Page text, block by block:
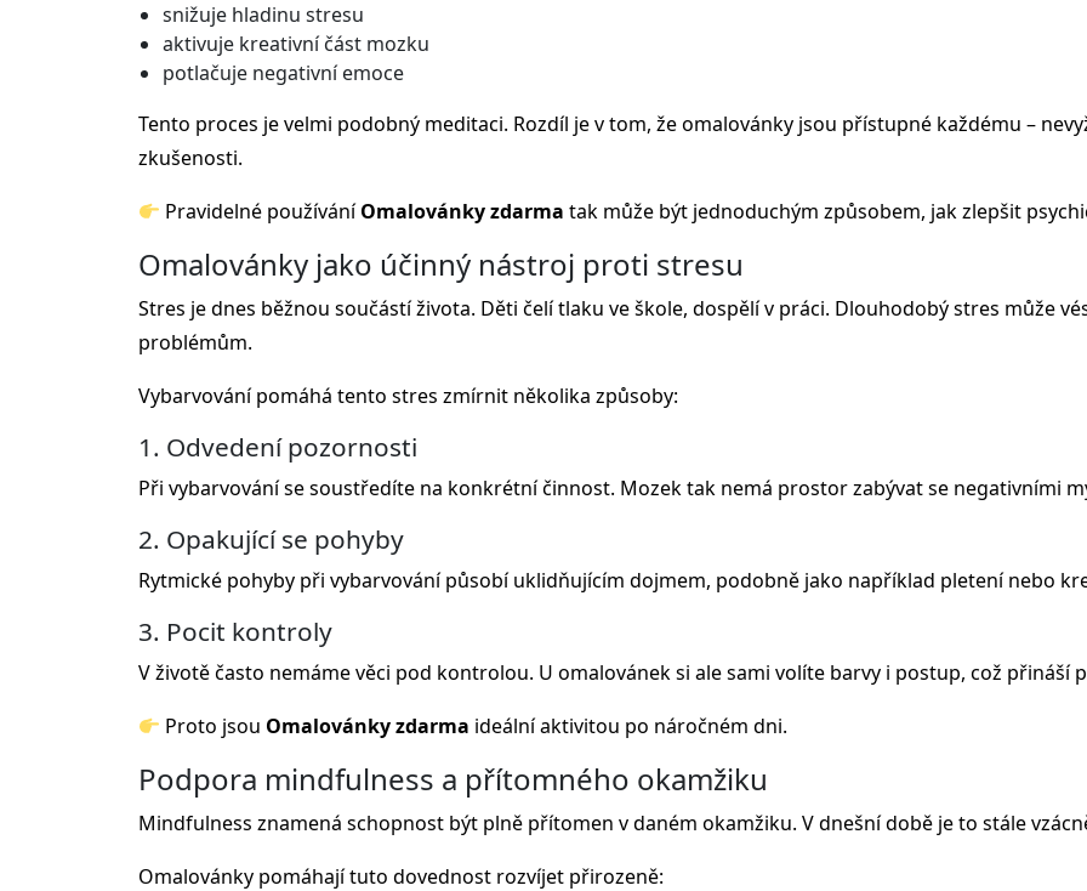
snižuje hladinu stresu
aktivuje kreativní část mozku
potlačuje negativní emoce
Tento proces je velmi podobný meditaci. Rozdíl je v tom, že omalovánky jsou přístupné každému –
zkušenosti.
Pravidelné používáníOmalovánky zdarma tak může být jednoduchým způsobem, jak zlepšit
Omalovánky jako účinný nástroj proti stresu
Stres je dnes běžnou součástí života. Děti čelí tlaku ve škole, dospělí v práci. Dlouhodobý stres může
problémům.
Vybarvování pomáhá tento stres zmírnit několika způsoby:
1. Odvedení pozornosti
Při vybarvování se soustředíte na konkrétní činnost. Mozek tak nemá prostor zabývat se negativními
2. Opakující se pohyby
Rytmické pohyby při vybarvování působí uklidňujícím dojmem, podobně jako například pletení nebo
3. Pocit kontroly
V životě často nemáme věci pod kontrolou. U omalovánek si ale sami volíte barvy i postup, což přináší
Proto jsou Omalovánky zdarma ideální aktivitou po náročném dni.
Podpora mindfulness a přítomného okamžiku
Mindfulness znamená schopnost být plně přítomen v daném okamžiku. V dnešní době je to stále
Omalovánky pomáhají tuto dovednost rozvíjet přirozeně: